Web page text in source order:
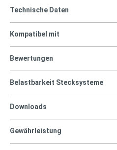
Technische Daten
Kompatibel mit
Bewertungen
Belastbarkeit Stecksysteme
Downloads
Gewährleistung